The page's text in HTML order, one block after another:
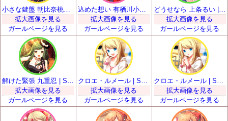
拡大画像を見る
ガールページを見る
込めた想い 有栖川小枝子 | SSR
拡大画像を見る
ガールページを見る
どうせなら 上条るい | SSR
拡大画像を見る
ガールページを見る
拡大画像を見る
ガールページを見る
拡大画像を見る
ガールページを見る
拡大画像を見る
ガールページを見る